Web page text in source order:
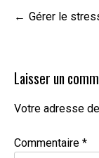
Navigation
Gérer le
Laisser un
Votre adresse
Commentaire *